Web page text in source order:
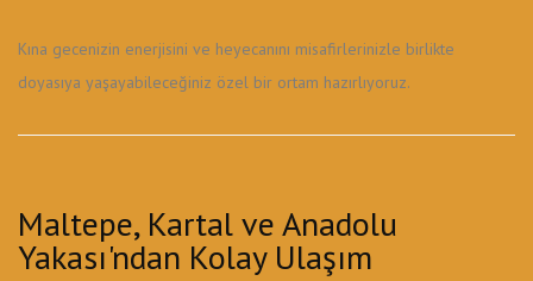
Kına gecenizin enerjisini ve heyecanını misafirlerinizle birlikte
doyasıya yaşayabileceğiniz özel bir ortam hazırlıyoruz.
Maltepe, Kartal ve Anadolu
Yakası'ndan Kolay Ulaşım